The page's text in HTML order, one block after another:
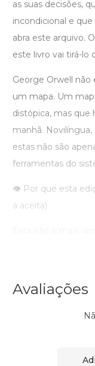
as suas decisões,
incondicional e
abra este arquivo.
este livro vai tirá-lo
George Orwell não
um mapa. Um
distópica, mas que
manhã.
estas não são
ferramentas do
👁️ Por que esta
a aceita)
Avaliações